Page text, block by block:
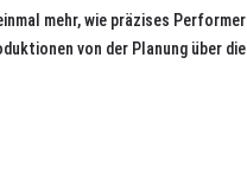
mehr, wie präzises
von der Planung über